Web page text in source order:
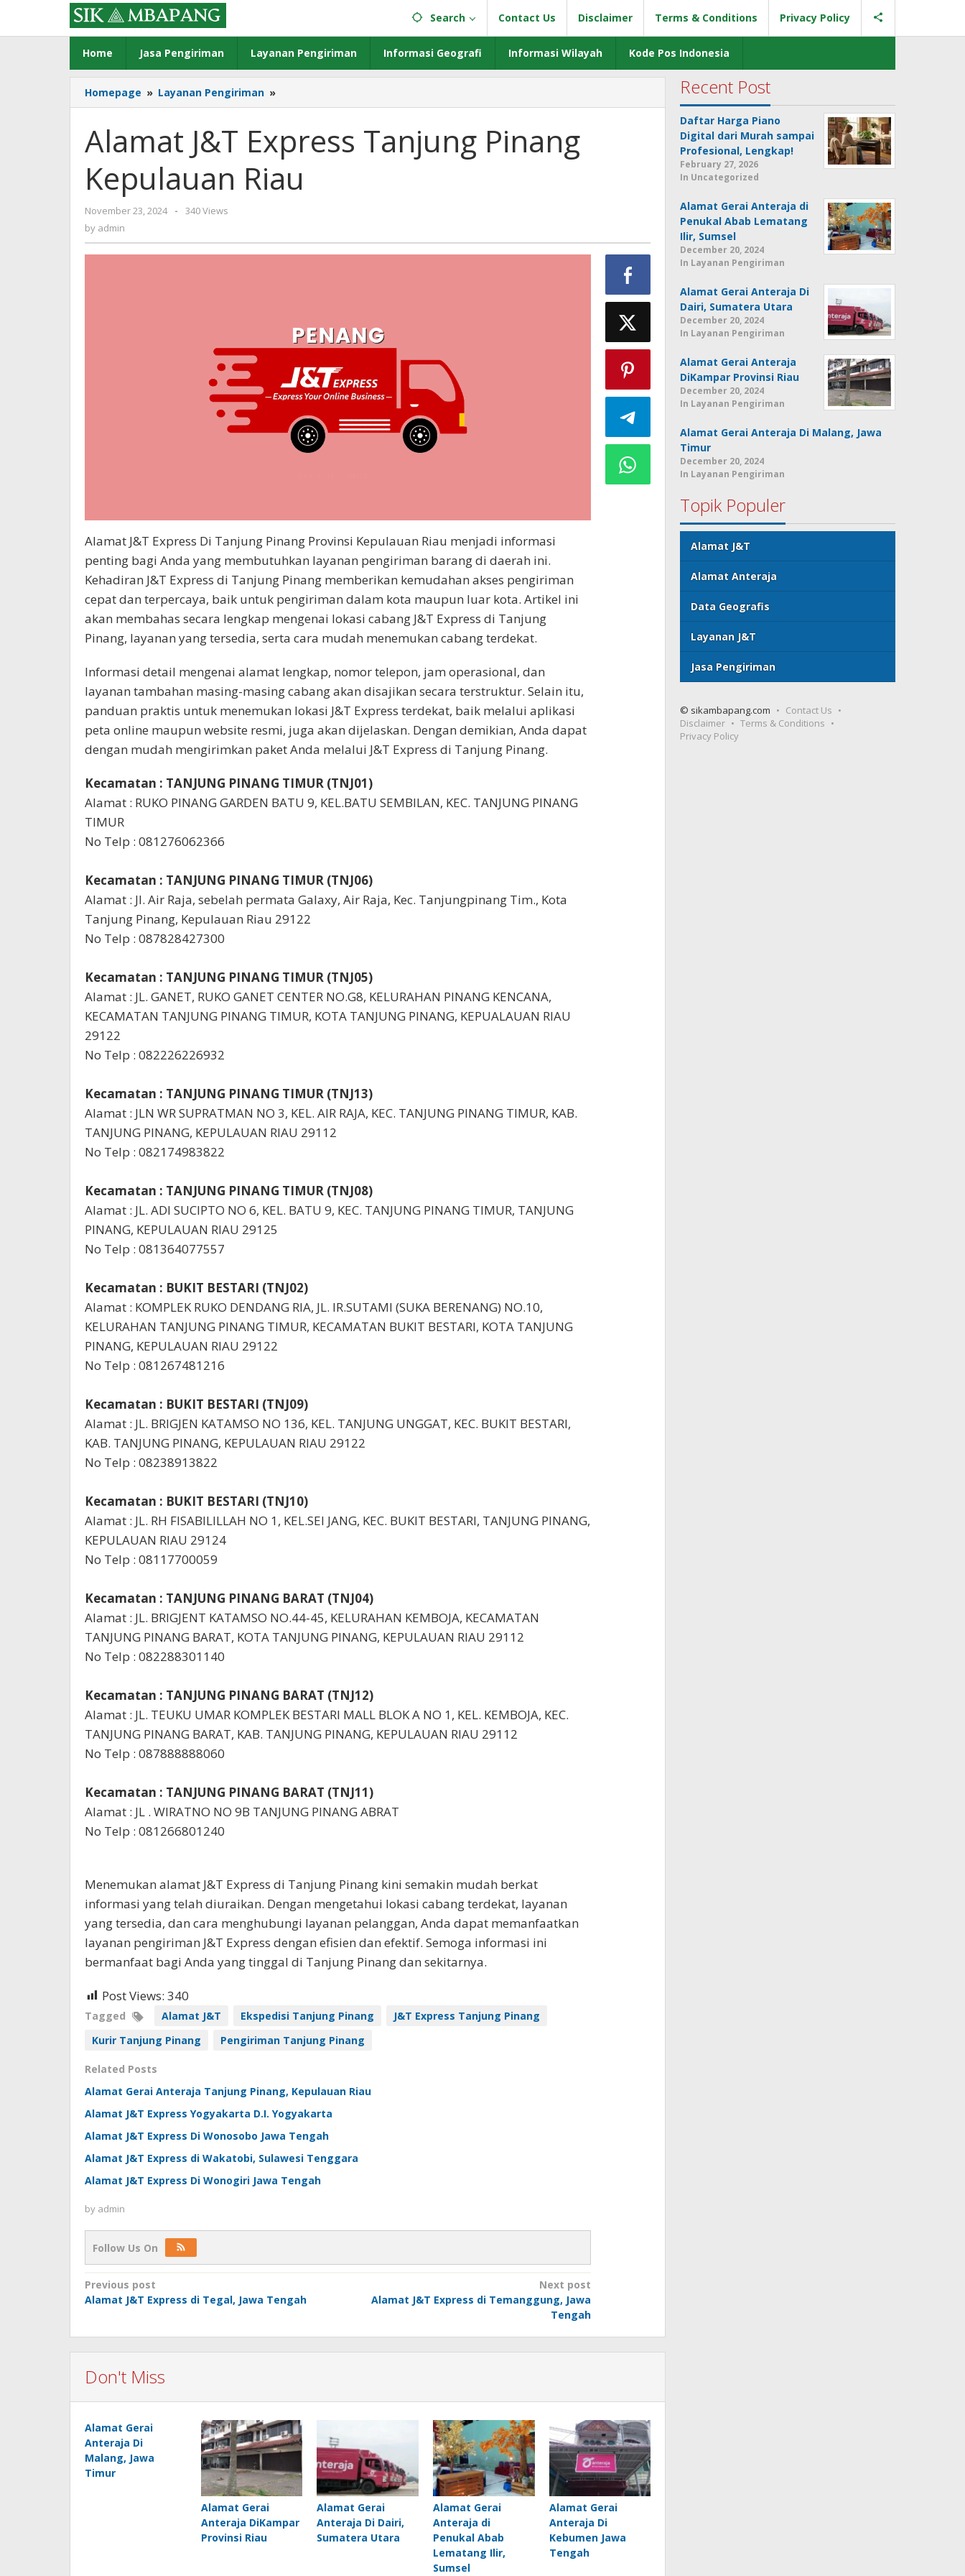
content
Search Contact Us Disclaimer Terms & Conditions Privacy Policy
Home Jasa Pengiriman Layanan Pengiriman Informasi Geografi Informasi Wilayah Kode Pos Indonesia
Homepage » Layanan Pengiriman »
J&T
Tanjung
Pinang
Riau
Alamat J&T Express Tanjung Pinang
Kepulauan Riau
November 23, 2024
by
-
340 Views
by admin
Alamat J&T Express Di Tanjung Pinang Provinsi Kepulauan Riau menjadi informasi
penting bagi Anda yang membutuhkan layanan pengiriman barang di daerah ini.
Kehadiran J&T Express di Tanjung Pinang memberikan kemudahan akses pengiriman
cepat dan terpercaya, baik untuk pengiriman dalam kota maupun luar kota. Artikel ini
akan membahas secara lengkap mengenai lokasi cabang J&T Express di Tanjung
Pinang, layanan yang tersedia, serta cara mudah menemukan cabang terdekat.
Informasi detail mengenai alamat lengkap, nomor telepon, jam operasional, dan
layanan tambahan masing-masing cabang akan disajikan secara terstruktur. Selain itu,
panduan praktis untuk menemukan lokasi J&T Express terdekat, baik melalui aplikasi
peta online maupun website resmi, juga akan dijelaskan. Dengan demikian, Anda dapat
dengan mudah mengirimkan paket Anda melalui J&T Express di Tanjung Pinang.
Kecamatan : TANJUNG PINANG TIMUR (TNJ01)
Alamat : RUKO PINANG GARDEN BATU 9, KEL.BATU SEMBILAN, KEC. TANJUNG PINANG
TIMUR
No Telp : 081276062366
Kecamatan : TANJUNG PINANG TIMUR (TNJ06)
Alamat : Jl. Air Raja, sebelah permata Galaxy, Air Raja, Kec. Tanjungpinang Tim., Kota
Tanjung Pinang, Kepulauan Riau 29122
No Telp : 087828427300
Kecamatan : TANJUNG PINANG TIMUR (TNJ05)
Alamat : JL. GANET, RUKO GANET CENTER NO.G8, KELURAHAN PINANG KENCANA,
KECAMATAN TANJUNG PINANG TIMUR, KOTA TANJUNG PINANG, KEPUALAUAN RIAU
29122
No Telp : 082226226932
Kecamatan : TANJUNG PINANG TIMUR (TNJ13)
Alamat : JLN WR SUPRATMAN NO 3, KEL. AIR RAJA, KEC. TANJUNG PINANG TIMUR, KAB.
TANJUNG PINANG, KEPULAUAN RIAU 29112
No Telp : 082174983822
Kecamatan : TANJUNG PINANG TIMUR (TNJ08)
Alamat : JL. ADI SUCIPTO NO 6, KEL. BATU 9, KEC. TANJUNG PINANG TIMUR, TANJUNG
PINANG, KEPULAUAN RIAU 29125
No Telp : 081364077557
Kecamatan : BUKIT BESTARI (TNJ02)
Alamat : KOMPLEK RUKO DENDANG RIA, JL. IR.SUTAMI (SUKA BERENANG) NO.10,
KELURAHAN TANJUNG PINANG TIMUR, KECAMATAN BUKIT BESTARI, KOTA TANJUNG
PINANG, KEPULAUAN RIAU 29122
No Telp : 081267481216
Kecamatan : BUKIT BESTARI (TNJ09)
Alamat : JL. BRIGJEN KATAMSO NO 136, KEL. TANJUNG UNGGAT, KEC. BUKIT BESTARI,
KAB. TANJUNG PINANG, KEPULAUAN RIAU 29122
No Telp : 08238913822
Kecamatan : BUKIT BESTARI (TNJ10)
Alamat : JL. RH FISABILILLAH NO 1, KEL.SEI JANG, KEC. BUKIT BESTARI, TANJUNG PINANG,
KEPULAUAN RIAU 29124
No Telp : 08117700059
Kecamatan : TANJUNG PINANG BARAT (TNJ04)
Alamat : JL. BRIGJENT KATAMSO NO.44-45, KELURAHAN KEMBOJA, KECAMATAN
TANJUNG PINANG BARAT, KOTA TANJUNG PINANG, KEPULAUAN RIAU 29112
No Telp : 082288301140
Kecamatan : TANJUNG PINANG BARAT (TNJ12)
Alamat : JL. TEUKU UMAR KOMPLEK BESTARI MALL BLOK A NO 1, KEL. KEMBOJA, KEC.
TANJUNG PINANG BARAT, KAB. TANJUNG PINANG, KEPULAUAN RIAU 29112
No Telp : 087888888060
Kecamatan : TANJUNG PINANG BARAT (TNJ11)
Alamat : JL . WIRATNO NO 9B TANJUNG PINANG ABRAT
No Telp : 081266801240
Menemukan alamat J&T Express di Tanjung Pinang kini semakin mudah berkat
informasi yang telah diuraikan. Dengan mengetahui lokasi cabang terdekat, layanan
yang tersedia, dan cara menghubungi layanan pelanggan, Anda dapat memanfaatkan
layanan pengiriman J&T Express dengan efisien dan efektif. Semoga informasi ini
bermanfaat bagi Anda yang tinggal di Tanjung Pinang dan sekitarnya.
Post Views: 340
Tagged Alamat J&T Ekspedisi Tanjung Pinang
J&T Express Tanjung Pinang
Kurir Tanjung Pinang
Pengiriman Tanjung Pinang
Related Posts
Alamat Gerai Anteraja Tanjung Pinang, Kepulauan Riau
Alamat J&T Express Yogyakarta D.I. Yogyakarta
Alamat J&T Express Di Wonosobo Jawa Tengah
Alamat J&T Express di Wakatobi, Sulawesi Tenggara
Alamat J&T Express Di Wonogiri Jawa Tengah
by admin
Follow Us On
Post
navigation
Previous post
Alamat J&T Express di Tegal, Jawa Tengah
Next post
Alamat J&T Express di Temanggung, Jawa
Tengah
Don't Miss
Alamat Gerai
Anteraja Di
Malang, Jawa
Timur
Alamat Gerai
Anteraja DiKampar
Provinsi Riau
Alamat Gerai
Anteraja Di Dairi,
Sumatera Utara
Alamat Gerai
Anteraja di
Penukal Abab
Lematang Ilir,
Sumsel
Alamat Gerai
Anteraja Di
Kebumen Jawa
Tengah
Recent Post
Daftar Harga Piano
Digital dari Murah sampai
Profesional, Lengkap!
February 27, 2026
In Uncategorized
Alamat Gerai Anteraja di
Penukal Abab Lematang
Ilir, Sumsel
December 20, 2024
In Layanan Pengiriman
Alamat Gerai Anteraja Di
Dairi, Sumatera Utara
December 20, 2024
In Layanan Pengiriman
Alamat Gerai Anteraja
DiKampar Provinsi Riau
December 20, 2024
In Layanan Pengiriman
Alamat Gerai Anteraja Di Malang, Jawa
Timur
December 20, 2024
In Layanan Pengiriman
Topik Populer
Alamat J&T
Alamat Anteraja
Data Geografis
Layanan J&T
Jasa Pengiriman
© sikambapang.com
Contact Us
Disclaimer
Terms & Conditions
Privacy Policy